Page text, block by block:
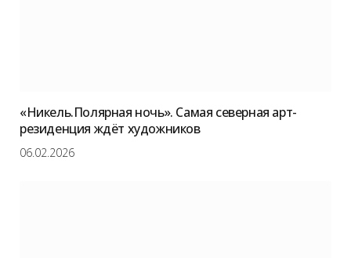
«Никель.Полярная ночь». Самая северная арт-
резиденция ждёт художников
06.02.2026